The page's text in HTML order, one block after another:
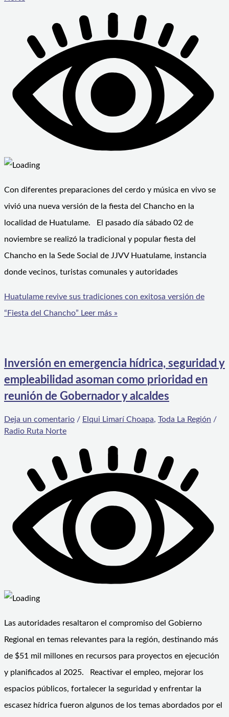
Con diferentes preparaciones del cerdo y música en vivo se
vivió una nueva versión de la fiesta del Chancho en la
localidad de Huatulame. El pasado día sábado 02 de
noviembre se realizó la tradicional y popular fiesta del
Chancho en la Sede Social de JJVV Huatulame, instancia
donde vecinos, turistas comunales y autoridades
Huatulame revive sus tradiciones con exitosa versión de
“Fiesta del Chancho” Leer más »
Inversión en emergencia hídrica, seguridad y
empleabilidad asoman como prioridad en
reunión de Gobernador y alcaldes
Deja un comentario / Elqui Limarí Choapa, Toda La Región /
Radio Ruta Norte
Las autoridades resaltaron el compromiso del Gobierno
Regional en temas relevantes para la región, destinando más
de $51 mil millones en recursos para proyectos en ejecución
y planificados al 2025. Reactivar el empleo, mejorar los
espacios públicos, fortalecer la seguridad y enfrentar la
escasez hídrica fueron algunos de los temas abordados por el